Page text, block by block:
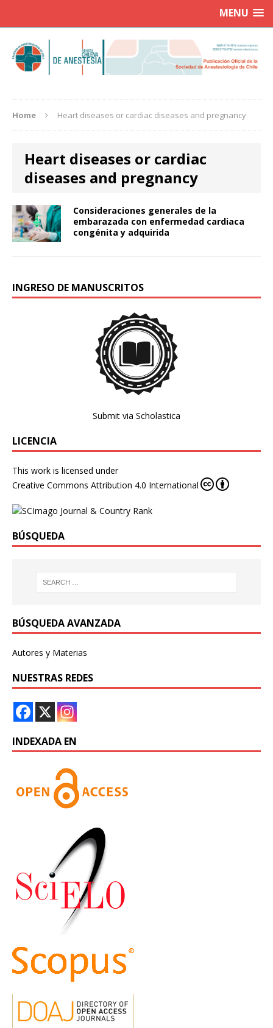
MENU
Home Heart diseases or cardiac diseases and pregnancy
Heart diseases or cardiac
diseases and pregnancy
Consideraciones generales de la
embarazada con enfermedad cardiaca
congénita y adquirida
INGRESO DE MANUSCRITOS
Submit via Scholastica
LICENCIA
This work is licensed under
Creative Commons Attribution 4.0 International
BÚSQUEDA
BÚSQUEDA AVANZADA
Autores y Materias
NUESTRAS REDES
INDEXADA EN